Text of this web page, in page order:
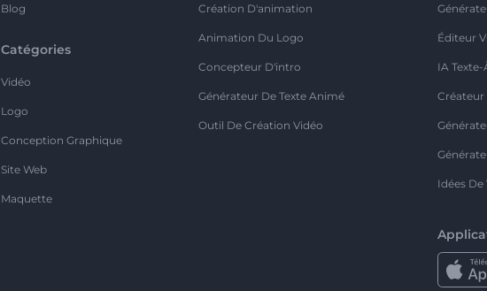
Blog
Catégories
Vidéo
Logo
Conception Graphique
Site Web
Maquette
Création D'animation
Animation Du Logo
Concepteur D'intro
Générateur De Texte Animé
Outil De Création Vidéo
Éditeur
IA
Créateur
Idées De